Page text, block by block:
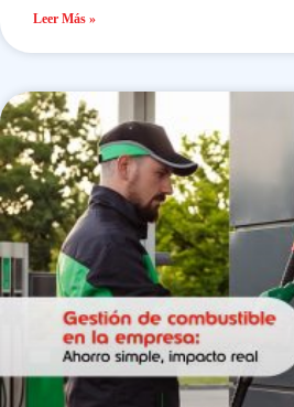
Leer Más »